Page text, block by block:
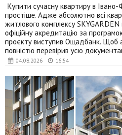
04.08.2026 16:54
​Купити сучасну квартиру в
простіше. Адже абсолютно всі
житлового комплексу
офіційну акредитацію за
проєкту виступив Ощадбанк. Щоб
повністю перевірив усю